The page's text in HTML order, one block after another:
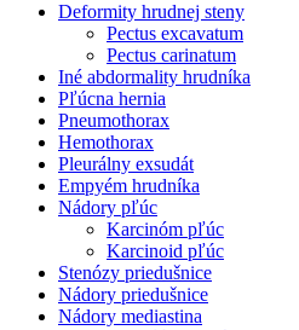
Deformity hrudnej steny
Pectus excavatum
Pectus carinatum
Iné abdormality hrudníka
Pľúcna hernia
Pneumothorax
Hemothorax
Pleurálny exsudát
Empyém hrudníka
Nádory pľúc
Karcinóm pľúc
Karcinoid pľúc
Stenózy priedušnice
Nádory priedušnice
Nádory mediastina